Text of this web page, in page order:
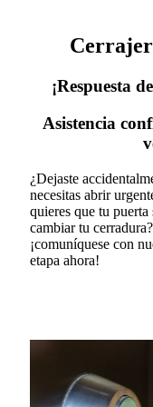
¡Respuesta
Asistencia
¿Dejaste
necesitas abrir
quieres que tu puerta
cambiar tu cerradura?
¡comuníquese con
etapa ahora!